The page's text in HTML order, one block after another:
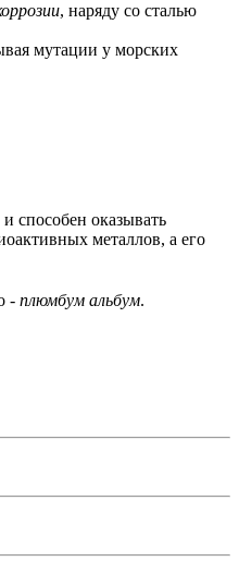
, наряду со сталью
мутации у морских
способен оказывать
металлов, а его
- плюмбум альбум.